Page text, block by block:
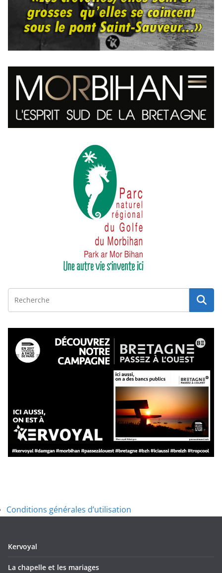
Conditions générales d’utilisation
Kervoyal
La chapelle et les mariages